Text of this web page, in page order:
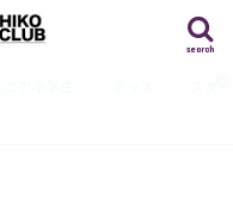
search